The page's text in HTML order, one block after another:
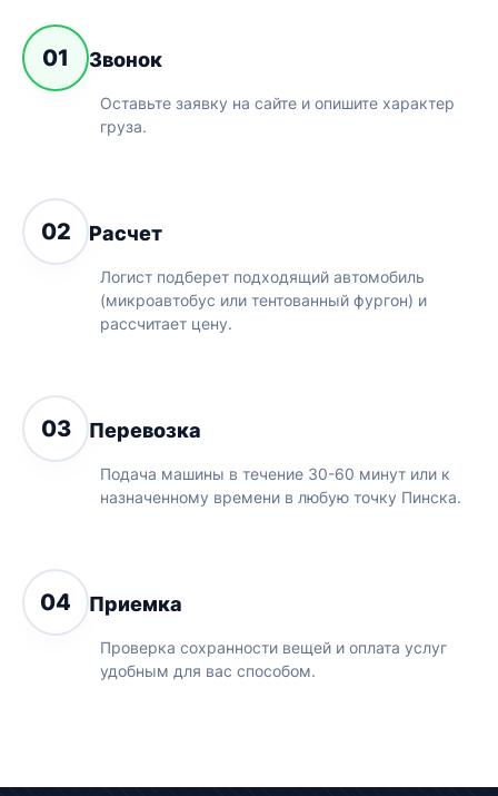
01 Звонок
Оставьте заявку на сайте и опишите характер
груза.
02 Расчет
Логист подберет подходящий автомобиль
(микроавтобус или тентованный фургон) и
рассчитает цену.
03 Перевозка
Подача машины в течение 30-60 минут или к
назначенному времени в любую точку Пинска.
04 Приемка
Проверка сохранности вещей и оплата услуг
удобным для вас способом.